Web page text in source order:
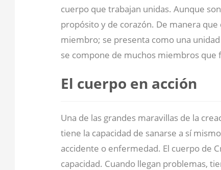
cuerpo que trabajan unidas. Aunque
propósito y de corazón. De manera
miembro; se presenta como una
se compone de muchos miembros
El cuerpo en acción
Una de las grandes maravillas de la
tiene la capacidad de sanarse a sí
accidente o enfermedad. El cuerpo de
capacidad. Cuando llegan problemas,